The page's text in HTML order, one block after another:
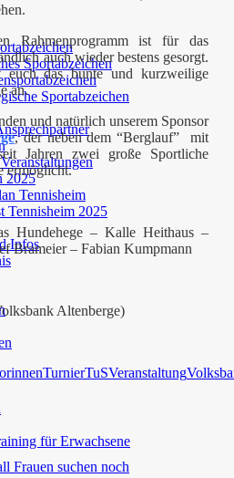
Sportabzeichen
Sportabzeichen
2025
Tennisheim
Tennisheim 2025
Infos
für Erwachsene
Rahmenprogramm ist für das
auch wieder bestens gesorgt.
das bunte und kurzweilige
an.
und natürlich unserem Sponsor
, der neben dem “Berglauf” mit
Jahren zwei große Sportliche
ermöglicht.
Hundehege – Kalle Heithaus –
Brameier – Fabian Kumpmann
Altenberge)
TurnierTuSVeranstaltung